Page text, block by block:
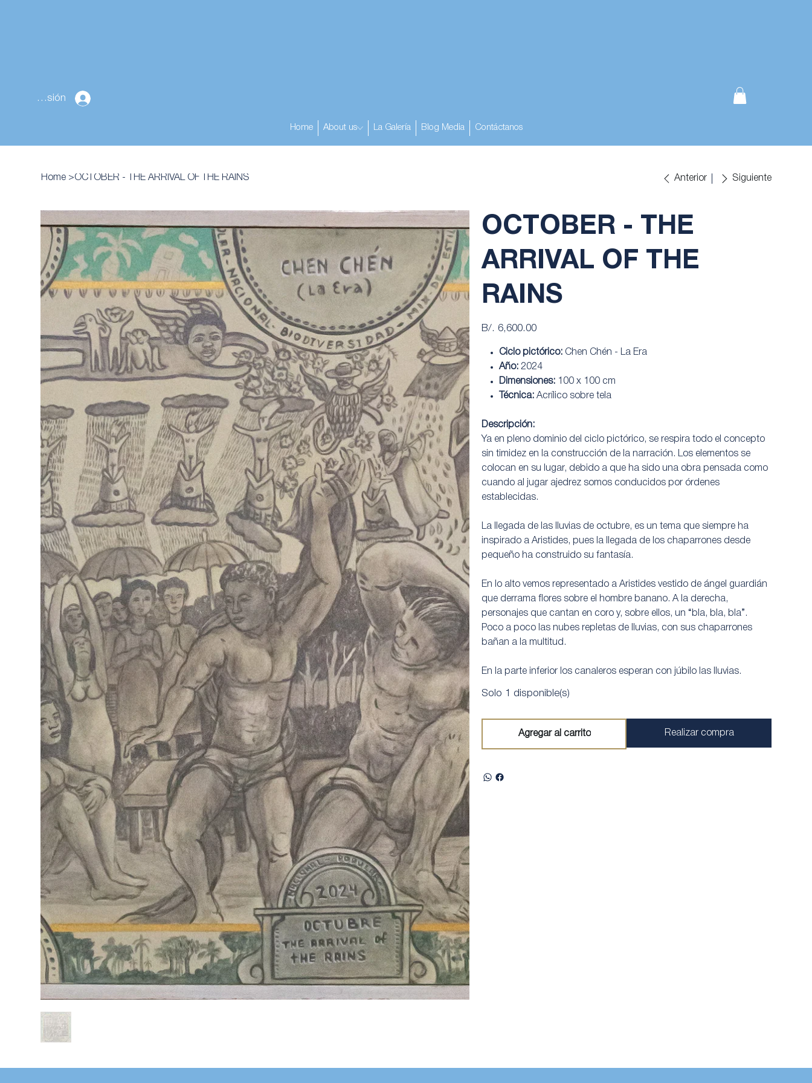
Home About us La Galería Blog Media Contáctanos
Cerrar sesión
Home >OCTOBER - THE ARRIVAL OF THE RAINS Anterior Siguiente
OCTOBER - THE
ARRIVAL OF THE
RAINS
Precio
B/. 6,600.00
Ciclo pictórico: Chen Chén - La Era
Año: 2024
Dimensiones: 100 x 100 cm
Técnica:Acrílico sobre tela
Descripción:
Ya en pleno dominio del ciclo pictórico, se respira todo el concepto
sin timidez en la construcción de la narración. Los elementos se
colocan en su lugar, debido a que ha sido una obra pensada como
cuando al jugar ajedrez somos conducidos por órdenes
establecidas.
La llegada de las lluvias de octubre, es un tema que siempre ha
inspirado a Aristides, pues la llegada de los chaparrones desde
pequeño ha construido su fantasía.
En lo alto vemos representado a Aristides vestido de ángel guardián
que derrama flores sobre el hombre banano. A la derecha,
personajes que cantan en coro y, sobre ellos, un “bla, bla, bla”.
Poco a poco las nubes repletas de lluvias, con sus chaparrones
bañan a la multitud.
En la parte inferior los canaleros esperan con júbilo las lluvias.
Solo 1 disponible(s)
Agregar al carrito Realizar compra